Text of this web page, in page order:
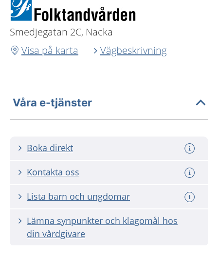
Smedjegatan 2C, Nacka
Visa på karta
Vägbeskrivning
Våra e-tjänster
Boka direkt
Kontakta oss
Lista barn och ungdomar
Lämna synpunkter och klagomål hos
din vårdgivare